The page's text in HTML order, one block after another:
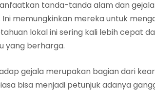
tanda-tanda alam dan
memungkinkan mereka untuk
lokal ini sering kali lebih cepat
yang berharga.
gejala merupakan bagian dari
bisa menjadi petunjuk adanya